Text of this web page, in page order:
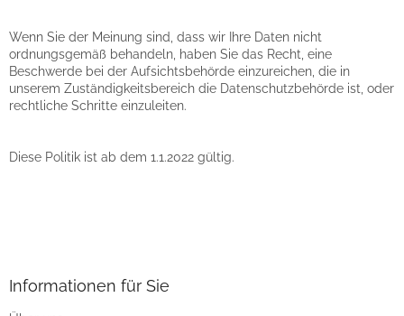
Wenn Sie der Meinung sind, dass wir Ihre Daten nicht
ordnungsgemäß behandeln, haben Sie das Recht, eine
Beschwerde bei der Aufsichtsbehörde einzureichen, die in
unserem Zuständigkeitsbereich die Datenschutzbehörde ist, oder
rechtliche Schritte einzuleiten.
Diese Politik ist ab dem 1.1.2022 gültig.
Informationen für Sie